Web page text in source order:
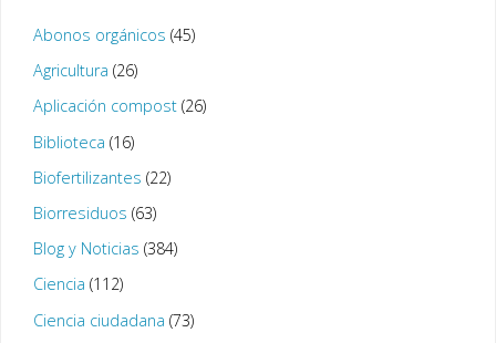
Abonos orgánicos (45)
Agricultura (26)
Aplicación compost(26)
Biblioteca (16)
Biofertilizantes (22)
Biorresiduos (63)
Blog y Noticias (384)
Ciencia (112)
Ciencia ciudadana (73)